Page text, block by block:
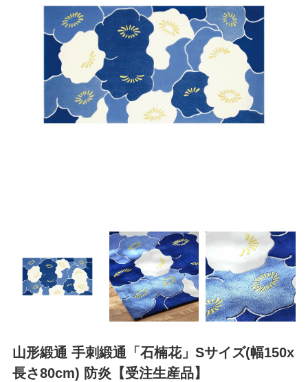
山形緞通 手刺緞通「石楠花」Sサイズ(幅150x
長さ80cm) 防炎【受注生産品】